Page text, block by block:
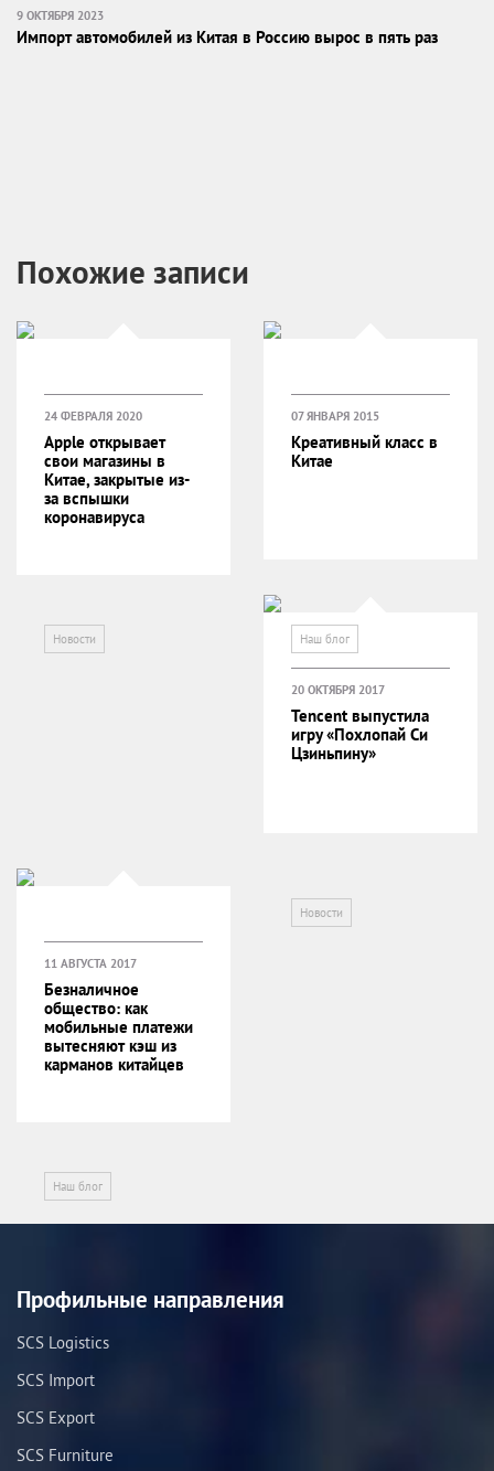
9 ОКТЯБРЯ 2023
Импорт автомобилей из Китая в Россию вырос в пять раз
Похожие записи
Новости
24 ФЕВРАЛЯ 2020
Apple открывает
свои магазины в
Китае, закрытые из-
за вспышки
коронавируса
Наш блог
07 ЯНВАРЯ 2015
Креативный класс в
Китае
Новости
20 ОКТЯБРЯ 2017
Tencent выпустила
игру «Похлопай Си
Цзиньпину»
Наш блог
11 АВГУСТА 2017
Безналичное
общество: как
мобильные платежи
вытесняют кэш из
карманов китайцев
Профильные направления
SCS Logistics
SCS Import
SCS Export
SCS Furniture